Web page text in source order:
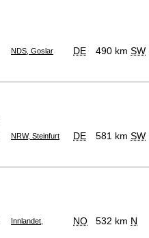
NDS, Goslar DE 490 km SW
NRW, Steinfurt DE 581 km SW
Innlandet, NO 532 km N